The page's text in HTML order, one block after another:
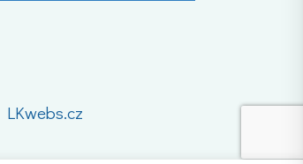
LKwebs.cz